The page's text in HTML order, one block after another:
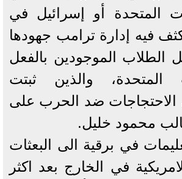
المتحدة أو إسرائيل في
فيه إدارة ترامب جهودها
الطلاب الموجودين بالفعل
المتحدة، والذين ثبتت
ضد الحرب على
محمود خليل.
في برقية الى البعثات
في الخارج بعد اكثر